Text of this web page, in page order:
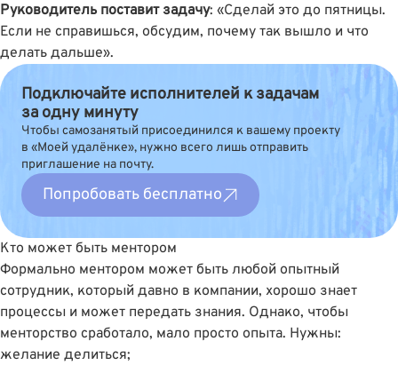
Руководитель поставит задачу: «Сделай это до пятницы.
Если не справишься, обсудим, почему так вышло и что
делать дальше».
Подключайте исполнителей к задачам
за одну минуту
Чтобы самозанятый присоединился к вашему проекту
в «Моей удалёнке», нужно всего лишь отправить
приглашение на почту.
Попробовать бесплатно
Кто может быть ментором
Формально ментором может быть любой опытный
сотрудник, который давно в компании, хорошо знает
процессы и может передать знания. Однако, чтобы
менторство сработало, мало просто опыта. Нужны:
желание делиться;